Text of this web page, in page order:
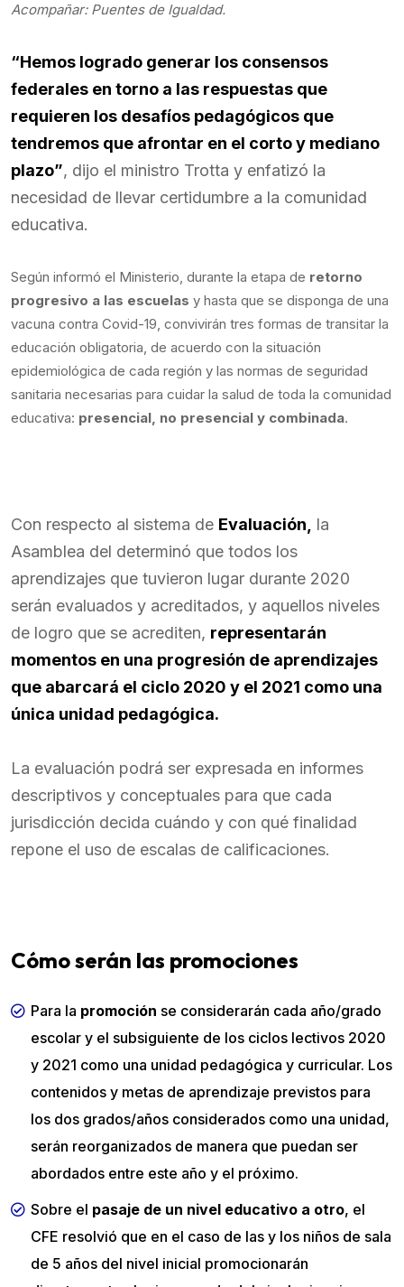
Acompañar: Puentes de Igualdad.
“Hemos logrado generar los consensos
federales en torno a las respuestas que
requieren los desafíos pedagógicos que
tendremos que afrontar en el corto y mediano
plazo”, dijo el ministro Trotta y enfatizó la
necesidad de llevar certidumbre a la comunidad
educativa.
Según informó el Ministerio, durante la etapa de retorno
progresivo a las escuelas y hasta que se disponga de una
vacuna contra Covid-19, convivirán tres formas de transitar la
educación obligatoria, de acuerdo con la situación
epidemiológica de cada región y las normas de seguridad
sanitaria necesarias para cuidar la salud de toda la comunidad
educativa: presencial, no presencial y combinada.
Con respecto al sistema de Evaluación,
la
Asamblea del determinó que todos los
aprendizajes que tuvieron lugar durante 2020
serán evaluados y acreditados, y aquellos niveles
de logro que se acrediten, representarán
momentos en una progresión de aprendizajes
que abarcará el ciclo 2020 y el 2021 como una
única unidad pedagógica.
La evaluación podrá ser expresada en informes
descriptivos y conceptuales para que cada
jurisdicción decida cuándo y con qué finalidad
repone el uso de escalas de calificaciones.
Cómo serán las promociones
Para la promoción se considerarán cada año/grado
escolar y el subsiguiente de los ciclos lectivos 2020
y 2021 como una unidad pedagógica y curricular. Los
contenidos y metas de aprendizaje previstos para
los dos grados/años considerados como una unidad,
serán reorganizados de manera que puedan ser
abordados entre este año y el próximo.
Sobre el pasaje de un nivel educativo a otro, el
CFE resolvió que en el caso de las y los niños de sala
de 5 años del nivel inicial promocionarán